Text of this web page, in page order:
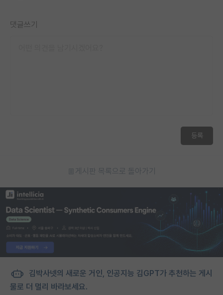
댓글쓰기
등록
게시판 목록으로 돌아가기
김박사넷의 새로운 거인, 인공지능 김GPT가 추천하는 게시
물로 더 멀리 바라보세요.